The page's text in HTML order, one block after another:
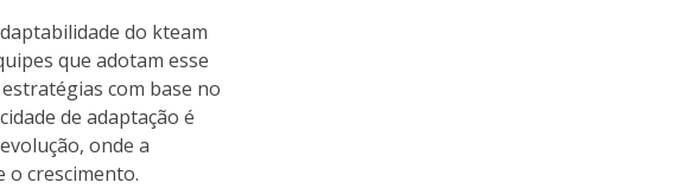
do kteam
que adotam esse
com base no
de adaptação é
onde a
o crescimento.